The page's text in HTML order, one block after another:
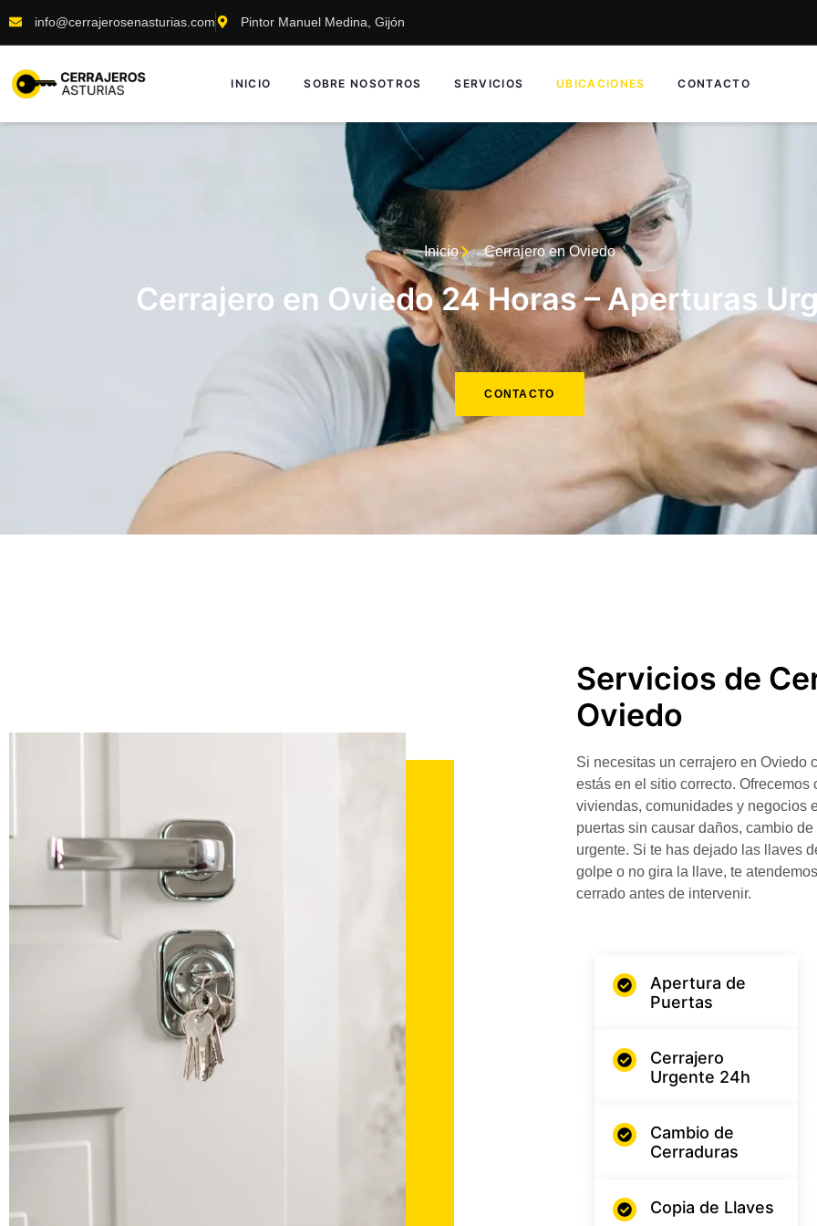
info@cerrajerosenasturias.com Pintor Manuel Medina, Gijón
INICIO SOBRE NOSOTROS SERVICIOS UBICACIONES CONTACTO
Inicio Cerrajero en Oviedo
Cerrajero en Oviedo 24 Horas – Aperturas
CONTACTO
Servicios de
Oviedo
Si necesitas un cerrajero en Oviedo
estás en el sitio correcto. Ofrecemos
viviendas, comunidades y negocios
puertas sin causar daños, cambio
urgente. Si te has dejado las llaves
golpe o no gira la llave, te
cerrado antes de intervenir.
Apertura de
Puertas
Cerrajero
Urgente 24h
Cambio de
Cerraduras
Copia de Llaves